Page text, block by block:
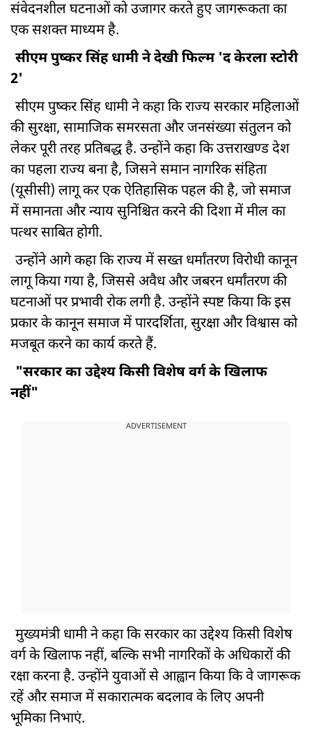
संवेदनशील घटनाओं को उजागर करते हुए जागरूकता का
एक सशक्त माध्यम है.
सीएम पुष्कर सिंह धामी ने देखी फिल्म 'द केरला स्टोरी
2'
सीएम पुष्कर सिंह धामी ने कहा कि राज्य सरकार महिलाओं
की सुरक्षा, सामाजिक समरसता और जनसंख्या संतुलन को
लेकर पूरी तरह प्रतिबद्ध है. उन्होंने कहा कि उत्तराखण्ड देश
का पहला राज्य बना है, जिसने समान नागरिक संहिता
(यूसीसी) लागू कर एक ऐतिहासिक पहल की है, जो समाज
में समानता और न्याय सुनिश्चित करने की दिशा में मील का
पत्थर साबित होगी.
उन्होंने आगे कहा कि राज्य में सख्त धर्मांतरण विरोधी कानून
लागू किया गया है, जिससे अवैध और जबरन धर्मांतरण की
घटनाओं पर प्रभावी रोक लगी है. उन्होंने स्पष्ट किया कि इस
प्रकार के कानून समाज में पारदर्शिता, सुरक्षा और विश्वास को
मजबूत करने का कार्य करते हैं.
"सरकार का उद्देश्य किसी विशेष वर्ग के खिलाफ
नहीं"
ADVERTISEMENT
मुख्यमंत्री धामी ने कहा कि सरकार का उद्देश्य किसी विशेष
वर्ग के खिलाफ नहीं, बल्कि सभी नागरिकों के अधिकारों की
रक्षा करना है. उन्होंने युवाओं से आह्वान किया कि वे जागरूक
रहें और समाज में सकारात्मक बदलाव के लिए अपनी
भूमिका निभाएं.